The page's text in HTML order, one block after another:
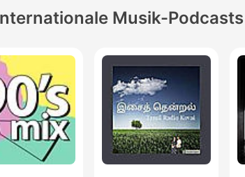
Musik-Podcasts